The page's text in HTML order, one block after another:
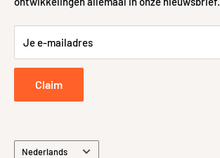
48-uurs controle
Retour- en Terugbetalingsbeleid
Retourneren
Privacybeleid
Je e-mailadres
Claim
Taal
Nederlands